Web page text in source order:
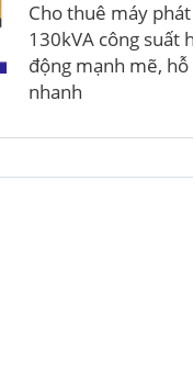
Cho thuê máy
130kVA công suất
động mạnh mẽ,
nhanh